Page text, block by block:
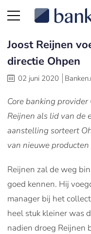
Joost Reijnen
directie Ohpen
02 juni 2020
Core banking provider
Reijnen als lid van de
aanstelling sorteert
van nieuwe
Reijnen zal de weg
goed kennen. Hij
manager bij het
heel stuk kleiner was
nadien droeg Reijnen